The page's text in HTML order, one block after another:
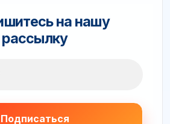
на нашу
рассылку